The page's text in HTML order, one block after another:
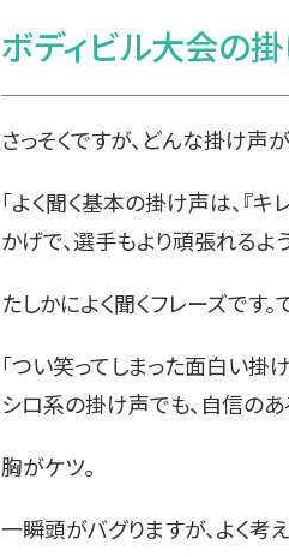
ボディビル大会の
さっそくですが、どんな掛け声
「よく聞く基本の掛け声は、『キ
かげで、選手もより頑張れるよ
たしかによく聞くフレーズです
「つい笑ってしまった面白い掛け
シロ系の掛け声でも、自信のあ
胸がケツ。
一瞬頭がバグりますが、よく考